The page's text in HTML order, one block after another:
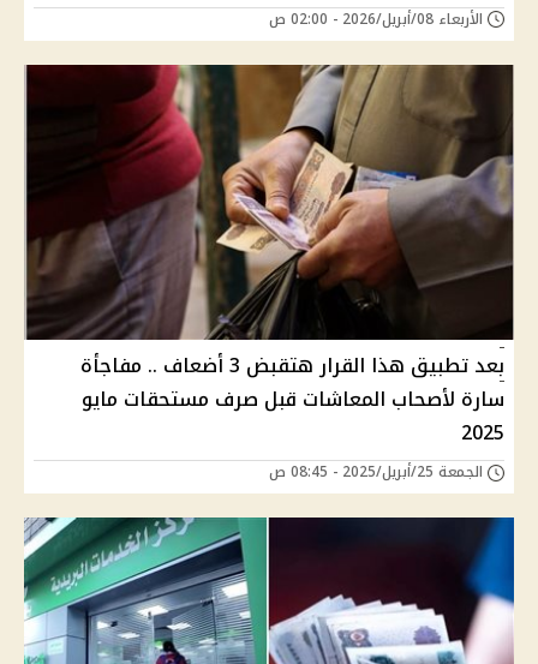
الأربعاء 08/أبريل/2026 - 02:00 ص
بعد تطبيق هذا القرار هتقبض 3 أضعاف .. مفاجأة
سارة لأصحاب المعاشات قبل صرف مستحقات مايو
2025
الجمعة 25/أبريل/2025 - 08:45 ص